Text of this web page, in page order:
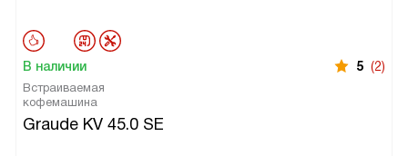
В наличии 5 (2)
Встраиваемая
кофемашина
Graude KV 45.0 SE